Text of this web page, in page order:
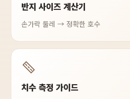
반지 사이즈 계산기
손가락 둘레 → 정확한 호수
치수 측정 가이드